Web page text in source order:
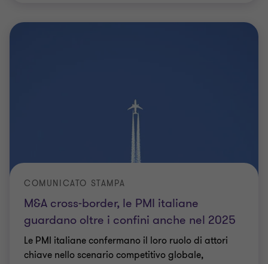
M&A cross-border, le PMI italiane
guardano oltre i confini anche nel 2025
COMUNICATO STAMPA
Le PMI italiane confermano il loro ruolo di attori
chiave nello scenario competitivo globale,